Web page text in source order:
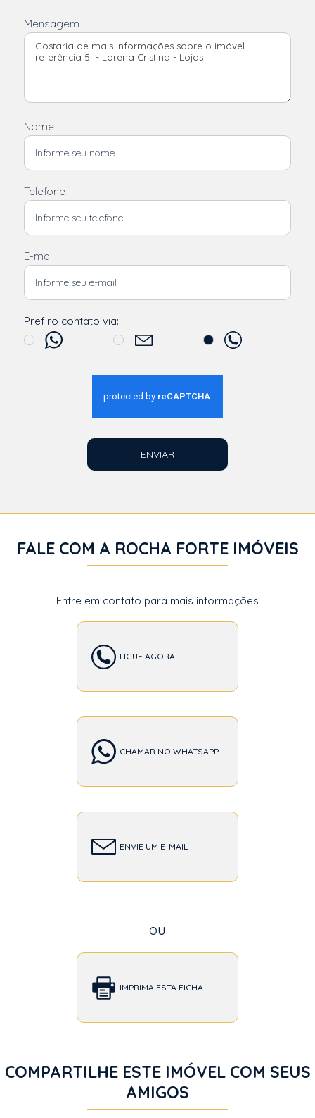
Mensagem
Nome
Telefone
E-mail
Prefiro contato via:
ENVIAR
FALE COM A ROCHA FORTE IMÓVEIS
Entre em contato para mais informações
LIGUE AGORA
CHAMAR NO WHATSAPP
ENVIE UM E-MAIL
ou
IMPRIMA ESTA FICHA
COMPARTILHE ESTE IMÓVEL COM SEUS
AMIGOS